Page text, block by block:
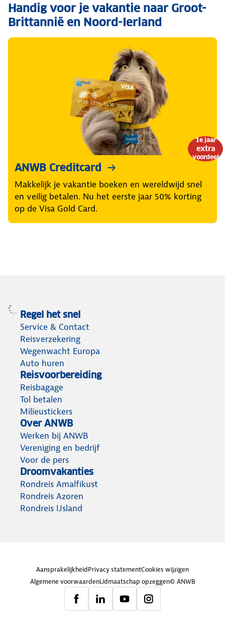
Handig voor je vakantie naar Groot-
Brittannië en Noord-Ierland
1e jaar
extra
voordeel
ANWB Creditcard
Makkelijk je vakantie boeken en wereldwijd snel
en veilig betalen. Nu het eerste jaar 50% korting
op de Visa Gold Card.
Regel het snel
Service & Contact
Reisverzekering
Wegenwacht Europa
Auto huren
Reisvoorbereiding
Reisbagage
Tol betalen
Milieustickers
Over ANWB
Werken bij ANWB
Vereniging en bedrijf
Voor de pers
Droomvakanties
Rondreis Amalfikust
Rondreis Azoren
Rondreis IJsland
AansprakelijkheidPrivacy statementCookies wijzigen
Algemene voorwaardenLidmaatschap opzeggen© ANWB